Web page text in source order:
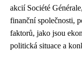
akcií Société
finanční společnosti,
faktorů, jako jsou
politická situace a